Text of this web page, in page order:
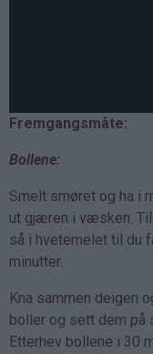
Fremgangsmåte:
Bollene:
Smelt smøret og ha i
ut gjæren i væsken.
så i hvetemelet til du
minutter.
Kna sammen deigen
boller og sett dem på
Etterhev bollene i 30